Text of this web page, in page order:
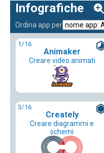
Infografiche
Ordina app per
1/16
Animaker
Creare video animati
3/16
Creately
Creare diagrammi e
schemi